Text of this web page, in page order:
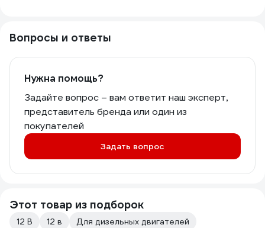
Вопросы и ответы
Нужна помощь?
Задайте вопрос – вам ответит наш эксперт,
представитель бренда или один из
покупателей
Задать вопрос
Этот товар из подборок
12 В 12 в
Для дизельных двигателей